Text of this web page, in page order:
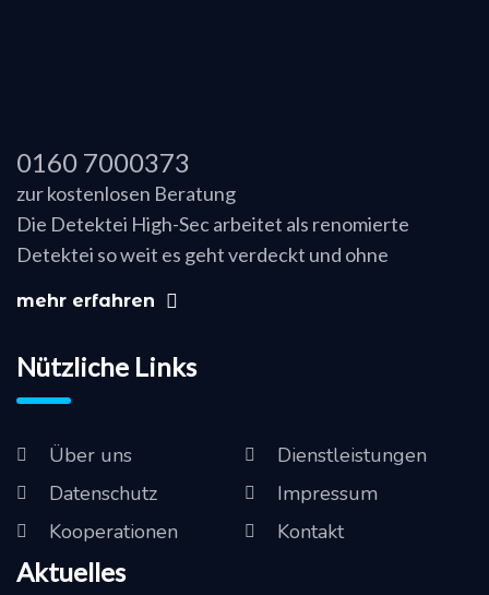
0160 7000373
zur kostenlosen Beratung
Die Detektei High-Sec arbeitet als renomierte
Detektei so weit es geht verdeckt und ohne
mehr erfahren
Nützliche Links
Über uns
Dienstleistungen
Datenschutz
Impressum
Kooperationen
Kontakt
Aktuelles